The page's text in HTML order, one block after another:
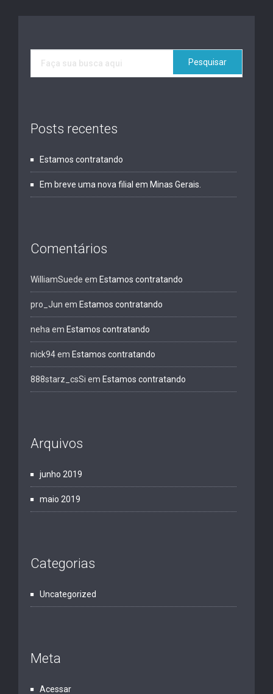
Posts recentes
Estamos contratando
Em breve uma nova filial em Minas Gerais.
Comentários
WilliamSuede em Estamos contratando
pro_Jun em Estamos contratando
neha em Estamos contratando
nick94em Estamos contratando
888starz_csSi em Estamos contratando
Arquivos
junho 2019
maio 2019
Categorias
Uncategorized
Meta
Acessar